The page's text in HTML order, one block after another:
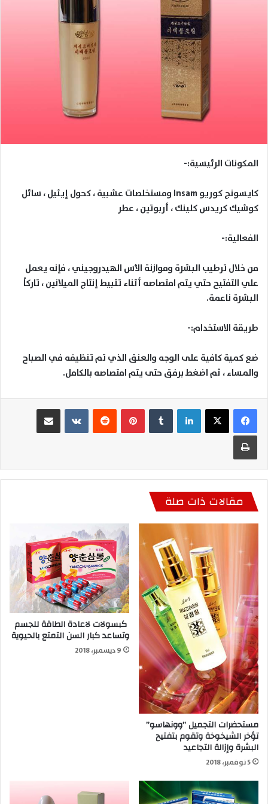
المكونات الرئيسية:-
كايسونج كوريو Insam ومستخلصات عشبية ، كحول إيثيل ، سائل
كوشيك كريدس كلينك ، أربوتين ، عطر
الفعالية:-
من خلال ترطيب البشرة وموازنة الأس الهيدروجيني ، فإنه يعمل
علي التفتيح حتي يتم امتصاصه أثناء تثبيط إنتاج الميلانين ، تاركاً
البشرة ناعمة.
طريقة الاستخدام:-
ضع كمية كافية على الوجه والعنق الذي تم تنظيفه في الصباح
والمساء ، ثم اضغط برفق حتى يتم امتصاصه بالكامل.
لينكدإن بينتيريست مشاركة عبر البريد
طباعة
مقالات ذات صلة
مستحضرات التجميل ”وونهاسو”
تؤخر الشيخوخة وتقوم بتفتيح
البشرة وإزالة التجاعيد
5 نوفمبر، 2018
كبسولات لاعادة الطاقة للجسم
وتساعد كبار السن التمتع بالحيوية
9 ديسمبر، 2018